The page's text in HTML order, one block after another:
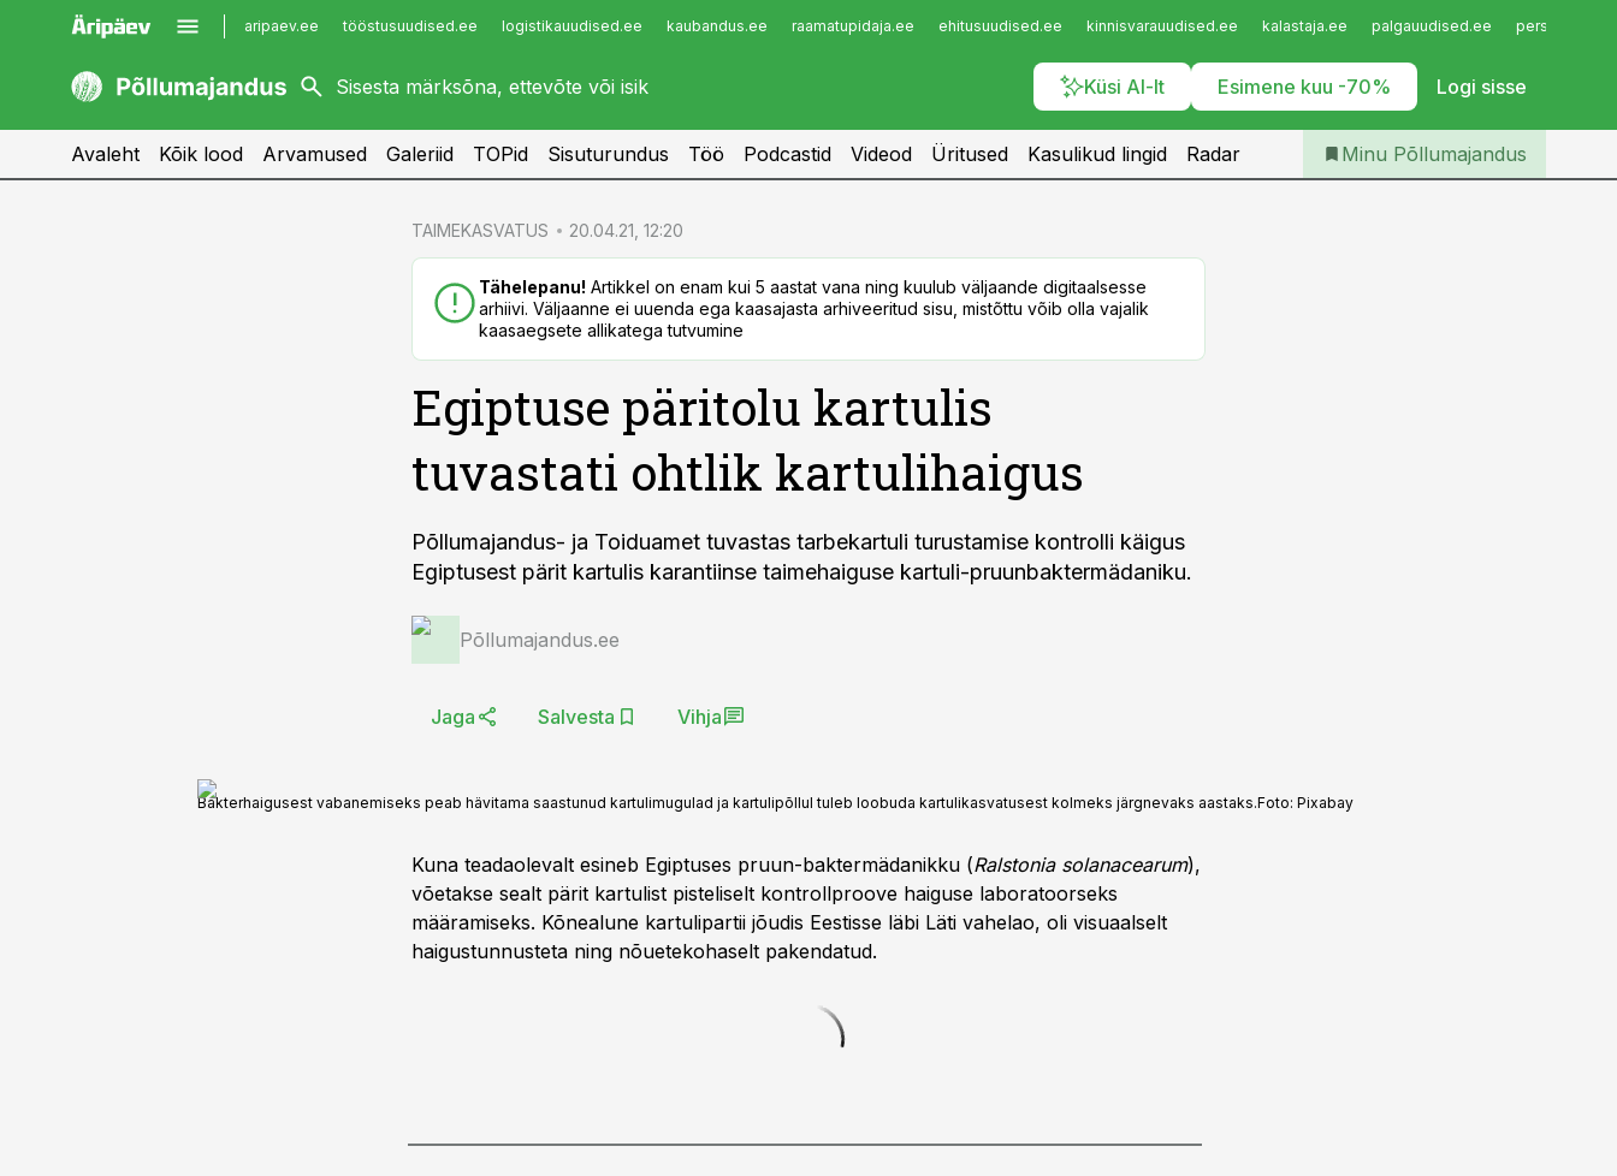
aripaev.ee tööstusuudised.ee logistikauudised.ee kaubandus.ee raamatupidaja.ee ehitusuudised.ee kinnisvarauudised.ee kalastaja.ee palgauudised.ee
Küsi AI-lt Esimene kuu -70% Logi sisse
kaubandus.ee
kinnisvarauudised.ee
imelineajalugu.ee
Infopank
Iseteenindus
Telli Põllumajandus
Avaleht Kõik lood Arvamused Galeriid TOPid Sisuturundus Töö Podcastid Videod Üritused Kasulikud lingid Radar Minu Põllumajandus
TAIMEKASVATUS 20.04.21, 12:20
Tähelepanu! Artikkel on enam kui 5 aastat vana ning kuulub väljaande digitaalsesse
arhiivi. Väljaanne ei uuenda ega kaasajasta arhiveeritud sisu, mistõttu võib olla vajalik
kaasaegsete allikatega tutvumine
Egiptuse päritolu kartulis
tuvastati ohtlik kartulihaigus
Põllumajandus- ja Toiduamet tuvastas tarbekartuli turustamise kontrolli käigus
Egiptusest pärit kartulis karantiinse taimehaiguse kartuli-pruunbaktermädaniku.
Põllumajandus.ee
Jaga Salvesta Vihja
Bakterhaigusest vabanemiseks peab hävitama saastunud kartulimugulad ja kartulipõllul tuleb loobuda kartulikasvatusest kolmeks järgnevaks aastaks.Foto: Pixabay
Kuna teadaolevalt esineb Egiptuses pruun-baktermädanikku (Ralstonia solanacearum),
võetakse sealt pärit kartulist pisteliselt kontrollproove haiguse laboratoorseks
määramiseks. Kõnealune kartulipartii jõudis Eestisse läbi Läti vahelao, oli visuaalselt
haigustunnusteta ning nõuetekohaselt pakendatud.